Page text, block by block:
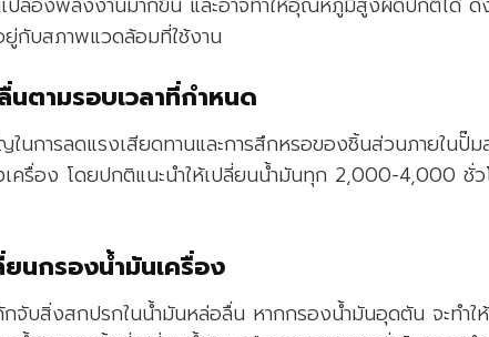
กับสภาพแวดล้อมที่ใช้งาน
ตามรอบเวลาที่กำหนด
นการลดแรงเสียดทานและการสึกหรอของชิ้นส่วนภายในปั๊
ครื่อง โดยปกติแนะนำให้เปลี่ยนน้ำมันทุก 2,000-4,000 ชั่
นกรองน้ำมันเครื่อง
จับสิ่งสกปรกในน้ำมันหล่อลื่น หากกรองน้ำมันอุดตัน จะทำใ